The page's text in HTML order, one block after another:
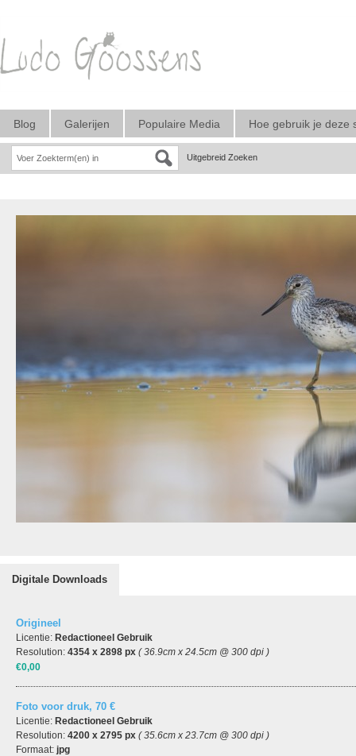
Blog Galerijen Populaire Media Hoe gebruik je deze
Uitgebreid Zoeken
Digitale Downloads
Origineel
Licentie: Redactioneel Gebruik
Resolution: 4354 x 2898 px ( 36.9cm x 24.5cm @ 300 dpi )
€0,00
Foto voor druk, 70 €
Licentie: Redactioneel Gebruik
Resolution: 4200 x 2795 px ( 35.6cm x 23.7cm @ 300 dpi )
Formaat: jpg